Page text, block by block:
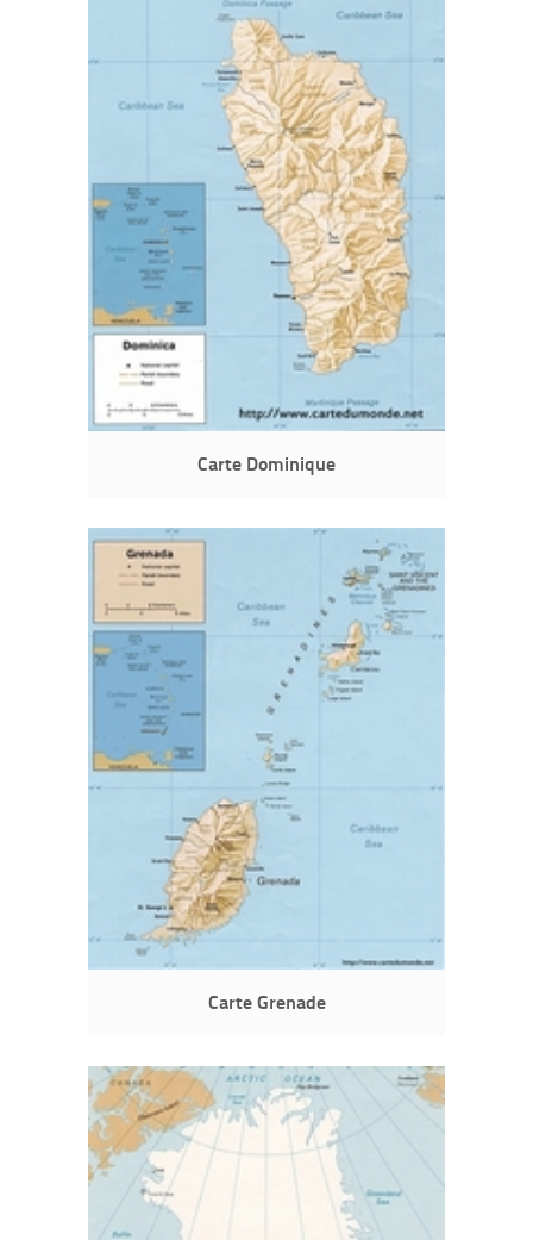
Carte Dominique
Carte Grenade